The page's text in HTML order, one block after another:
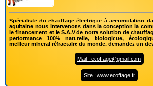
Spécialiste du chauffage électrique à accumulation
aquitaine nous intervenons dans la conception la
le financement et le S.A.V de notre solution de
performance 100% naturelle, biologique,
meilleur minerai réfractaire du monde. demandez un
Mail : ecoffage@gmail.com
Site : www.ecoffage.fr